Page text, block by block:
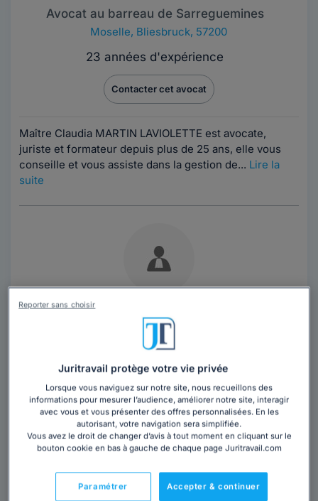
Avocat au barreau de Sarreguemines
Moselle, Bliesbruck, 57200
23 années d'expérience
Contacter cet avocat
Maître Claudia MARTIN LAVIOLETTE est avocate,
juriste et formateur depuis plus de 25 ans, elle vous
conseille et vous assiste dans la gestion de... Lire la
suite
Maître Colette METZINGER
Bliesbruck, 57200
Contacter cet avocat
Vous souhaitez rencontrer un avocat en
cabinet à Bliesbruck ?
Obtenez 3 devis d'avocats près de chez vous
sous 48 heures.
Juritravail protège votre vie privée
Lorsque vous naviguez sur notre site, nous recueillons des
informations pour mesurer l’audience, améliorer notre site, interagir
avec vous et vous présenter des offres personnalisées. En les
autorisant, votre navigation sera simplifiée.
Vous avez le droit de changer d’avis à tout moment en cliquant sur le
bouton cookie en bas à gauche de chaque page Juritravail.com
Accepter & continuer
Paramétrer
Reporter sans choisir